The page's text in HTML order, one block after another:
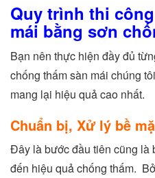
Quy trình thi
mái bằng sơn
Bạn nên thực hiện đầy đủ
chống thấm sàn mái chúng
mang lại hiệu quả cao nhất.
Chuẩn bị, Xử lý bề
Đây là bước đầu tiên cũng là
đến hiệu quả chống thấm.